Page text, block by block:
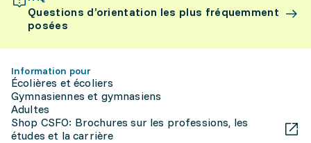
Questions d’orientation les plus fréquemment
posées
Information pour
Écolières et écoliers
Gymnasiennes et gymnasiens
Adultes
Shop CSFO: Brochures sur les professions, les
études et la carrière